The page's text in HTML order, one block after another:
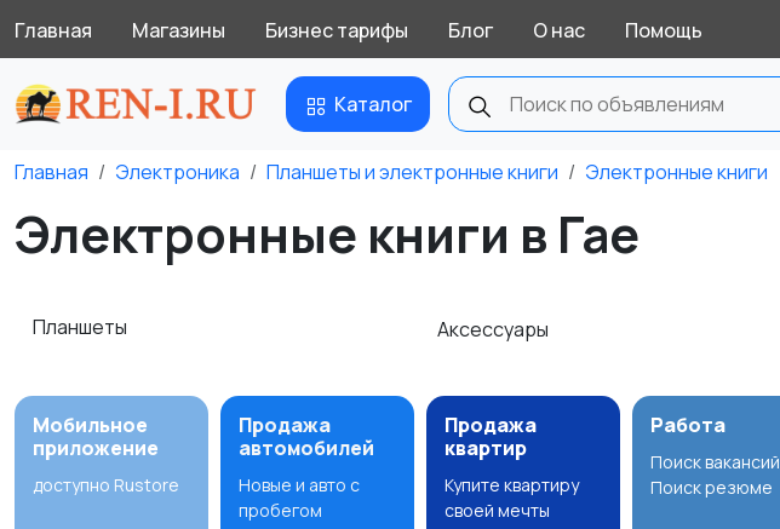
Главная Магазины Бизнес тарифы Блог О нас Помощь
Каталог
Главная Электроника Планшеты и электронные книги Электронные книги
Электронные книги в Гае
Планшеты Аксессуары
Мобильное
приложение
доступно Rustore
Продажа
автомобилей
Новые и авто с
пробегом
Продажа
квартир
Купите квартиру
своей мечты
Работа
Поиск вакансий
Поиск резюме